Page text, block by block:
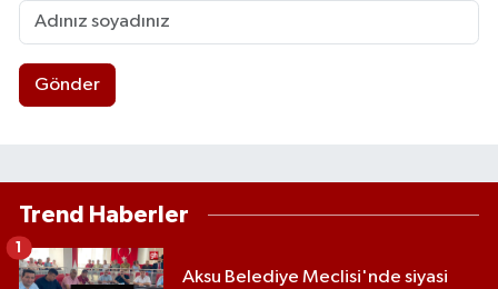
Gönder
Trend Haberler
Aksu Belediye Meclisi'nde siyasi
1